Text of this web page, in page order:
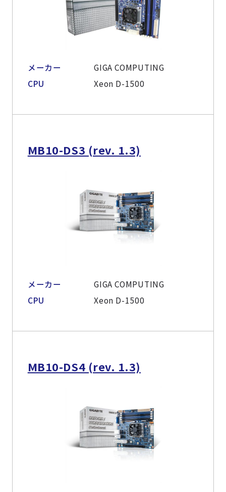
メーカー
GIGA COMPUTING
CPU
Xeon D-1500
MB10-DS3 (rev. 1.3)
メーカー
GIGA COMPUTING
CPU
Xeon D-1500
MB10-DS4 (rev. 1.3)